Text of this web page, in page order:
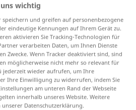
Übersetzung für
Übersetzung
Verb
wichtig
speichern und greifen auf personenbezogene
eindeutige Kennungen auf Ihrem Gerät zu.
aktivieren Sie Tracking-Technologien für
verarbeiten Daten, um Ihnen Dienste
Zwecke. Wenn Tracker deaktiviert sind, sind
möglicherweise nicht mehr so relevant für
jederzeit wieder aufrufen, um Ihre
Ihre Einwilligung zu widerrufen, indem Sie
am unteren Rand der Webseite
innerhalb unseres Website. Weitere
Datenschutzerklärung.